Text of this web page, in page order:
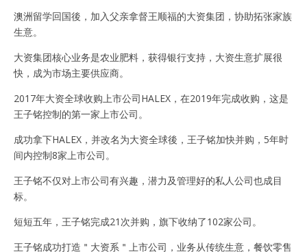
澳洲留学回国後，加入父亲拿督王顺福的大资集团，协助拓张家族
生意。
大资集团核心业务是农业肥料，获得银行支持，大资生意扩展很
快，成为市场主要供应商。
2017年大资全球收购上市公司HALEX，在2019年完成收购，这是
王子铭控制的第一家上市公司。
成功拿下HALEX，并改名为大资全球後，王子铭加快并购，5年时
间内控制8家上市公司。
王子铭不仅对上市公司有兴趣，潜力及管理好的私人公司也成目
标。
短短五年，王子铭完成21次并购，旗下收纳了102家公司。
王子铭成功打造＂大资系＂上市公司，业务从传统生意，餐饮零售